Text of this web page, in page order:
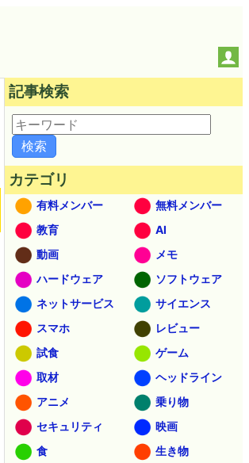
記事検索
カテゴリ
有料メンバー
無料メンバー
教育
AI
動画
メモ
ハードウェア
ソフトウェア
ネットサービス
サイエンス
スマホ
レビュー
試食
ゲーム
取材
ヘッドライン
アニメ
乗り物
セキュリティ
映画
食
生き物